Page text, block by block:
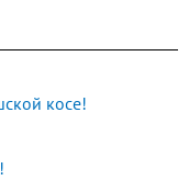
косе!